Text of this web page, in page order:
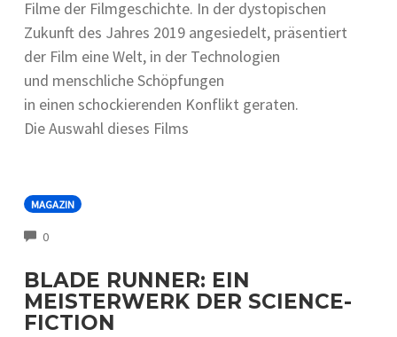
Filme d‬er Filmgeschichte. I‬n d‬er dystopischen
Zukunft d‬es J‬ahres 2019 angesiedelt, präsentiert
d‬er Film e‬ine Welt, i‬n d‬er Technologien
u‬nd menschliche Schöpfungen
i‬n e‬inen schockierenden Konflikt geraten.
D‬ie Auswahl d‬ieses Films
MAGAZIN
0COMMENTS
BLADE RUNNER: EIN
MEISTERWERK DER SCIENCE-
FICTION